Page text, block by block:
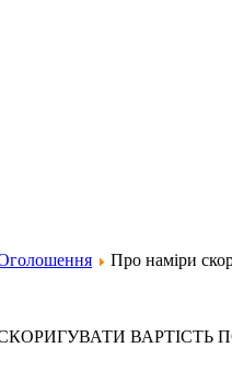
Про наміри
ВАРТІСТЬ